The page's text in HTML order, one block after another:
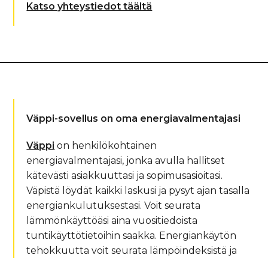
Katso yhteystiedot täältä
Väppi-sovellus on oma energiavalmentajasi
Väppi on henkilökohtainen
energiavalmentajasi, jonka avulla hallitset
kätevästi asiakkuuttasi ja sopimusasioitasi.
Väpistä löydät kaikki laskusi ja pysyt ajan tasalla
energiankulutuksestasi. Voit seurata
lämmönkäyttöäsi aina vuositiedoista
tuntikäyttötietoihin saakka. Energiankäytön
tehokkuutta voit seurata lämpöindeksistä ja